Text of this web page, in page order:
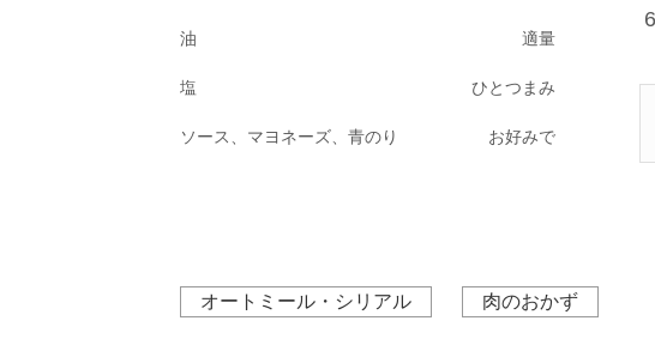
油 適量
塩 ひとつまみ
ソース、マヨネーズ、青のり お好みで
オートミール・シリアル 肉のおかず